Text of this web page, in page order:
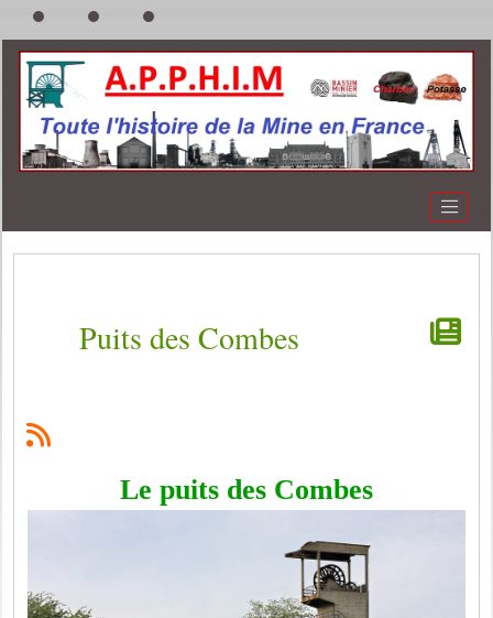
Puits des Combes
Le puits des Combes